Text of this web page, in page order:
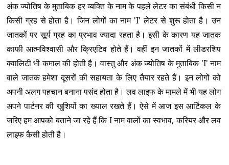
अंक ज्योतिष के मुताबिक हर व्यक्ति के नाम के पहले लेटर का संबंधी किसी न
किसी ग्रह से होता है। जिन लोगों का नाम 'I' लेटर से शुरू होता है। उन
जातकों पर सूर्य ग्रह का प्रभाव ज्यादा रहता है। इसी के कारण यह जातक
काफी आत्मविश्वासी और क्रिएटिव होते हैं। वहीं इन जातकों में लीडरशिप
क्वालिटी भी कमाल की होती है। वास्तु और अंक ज्योतिष के मुताबिक 'I' नाम
वाले जातक हमेशा दूसरों की सहायता के लिए तैयार रहते हैं। इन लोगों को
अपनी अलग पहचान बनाना पसंद होता है। लव लाइफ के मामले में भी यह लोग
अपने पार्टनर की खुशियों का ख्याल रखते हैं। ऐसे में आज इस आर्टिकल के
जरिए हम आपको बताने जा रहे हैं कि I नाम वालों का स्वभाव, करियर और लव
लाइफ कैसी होती है।